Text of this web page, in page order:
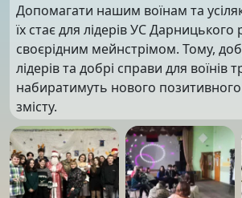
Допомагати нашим воїнам та
їх стає для лідерів УС Дарницького
своєрідним мейнстрімом. Тому,
лідерів та добрі справи для воїнів
набиратимуть нового позитивного
змісту.